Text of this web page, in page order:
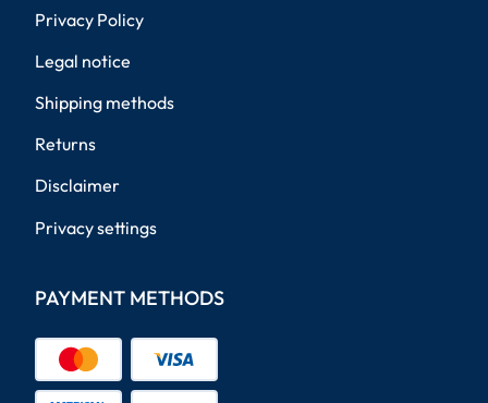
Privacy Policy
Legal notice
Shipping methods
Returns
Disclaimer
Privacy settings
PAYMENT METHODS